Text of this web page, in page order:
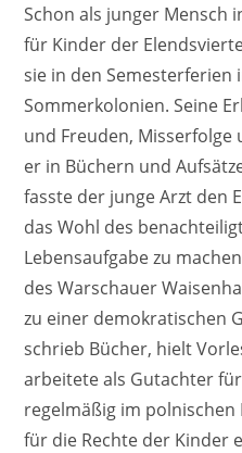
Schon als junger Mensch
für Kinder der
sie in den Semesterferien
Sommerkolonien. Seine
und Freuden,
er in Büchern und
fasste der junge Arzt den
das Wohl des
Lebensaufgabe zu
des Warschauer
zu einer demokratischen
schrieb Bücher, hielt
arbeitete als Gutachter
regelmäßig im
für die Rechte der Kinder